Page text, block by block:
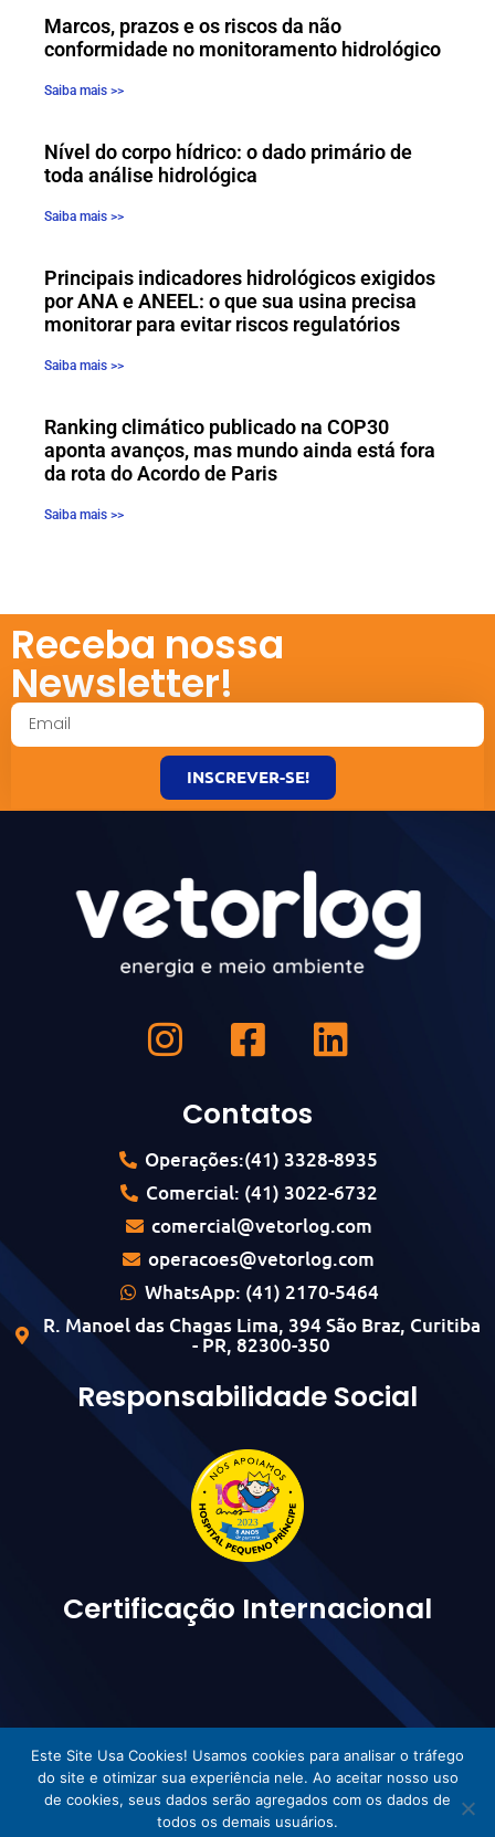
Marcos, prazos e os riscos da não
conformidade no monitoramento hidrológico
Saiba mais >>
Nível do corpo hídrico: o dado primário de
toda análise hidrológica
Saiba mais >>
Principais indicadores hidrológicos exigidos
por ANA e ANEEL: o que sua usina precisa
monitorar para evitar riscos regulatórios
Saiba mais >>
Ranking climático publicado na COP30
aponta avanços, mas mundo ainda está fora
da rota do Acordo de Paris
Saiba mais >>
Receba nossa
Newsletter!
INSCREVER-SE!
Contatos
Operações:(41) 3328-8935
Comercial: (41) 3022-6732
comercial@vetorlog.com
operacoes@vetorlog.com
WhatsApp: (41) 2170-5464
R. Manoel das Chagas Lima, 394 São Braz, Curitiba
- PR, 82300-350
Responsabilidade Social
Certificação Internacional
Vetorlog © Todos os direitos reservados - Desenvolvido por Incom
Este Site Usa Cookies! Usamos cookies para analisar o tráfego
do site e otimizar sua experiência nele. Ao aceitar nosso uso
de cookies, seus dados serão agregados com os dados de
todos os demais usuários.